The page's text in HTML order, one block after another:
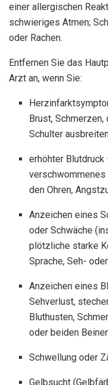
einer allergischen
schwieriges Atmen;
oder Rachen.
Entfernen Sie das
Arzt an, wenn Sie:
Brust,
Schulter
erhöhter
verschwommenes
den Ohren,
Anzeichen eines
oder Schwäche
plötzliche starke
Sprache, Seh-
Anzeichen eines
Sehverlust,
Bluthusten,
oder beiden
Schwellung oder
Gelbsucht